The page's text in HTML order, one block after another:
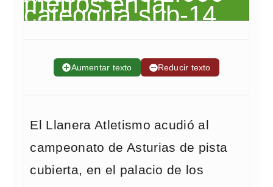
➕Aumentar texto ➖Reducir texto
El Llanera Atletismo acudió al
campeonato de Asturias de pista
cubierta, en el palacio de los